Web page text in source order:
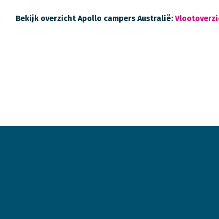
Bekijk overzicht Apollo campers Australië: